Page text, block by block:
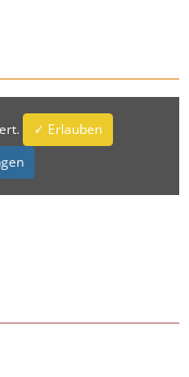
✓ Erlauben